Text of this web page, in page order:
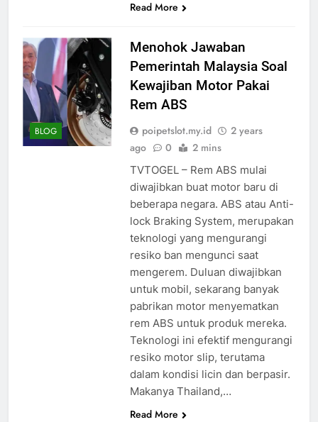
Read More
BLOG
Menohok Jawaban
Pemerintah Malaysia Soal
Kewajiban Motor Pakai
Rem ABS
poipetslot.my.id
2 years
ago
0 2 mins
TVTOGEL – Rem ABS mulai
diwajibkan buat motor baru di
beberapa negara. ABS atau Anti-
lock Braking System, merupakan
teknologi yang mengurangi
resiko ban mengunci saat
mengerem. Duluan diwajibkan
untuk mobil, sekarang banyak
pabrikan motor menyematkan
rem ABS untuk produk mereka.
Teknologi ini efektif mengurangi
resiko motor slip, terutama
dalam kondisi licin dan berpasir.
Makanya Thailand,…
Read More